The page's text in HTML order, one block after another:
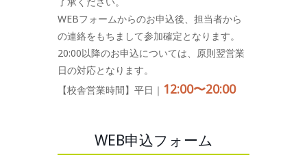
WEBフォームからのお申込後、担当者から
の連絡をもちまして参加確定となります。
20:00以降のお申込については、原則翌営業
日の対応となります。
【校舎営業時間】平日｜ 12:00〜20:00
WEB申込フォーム